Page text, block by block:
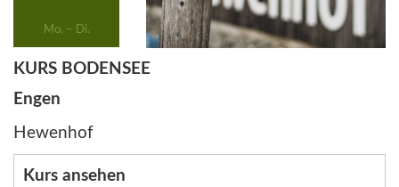
Mo. – Di.
KURS BODENSEE
Engen
Hewenhof
Kurs ansehen